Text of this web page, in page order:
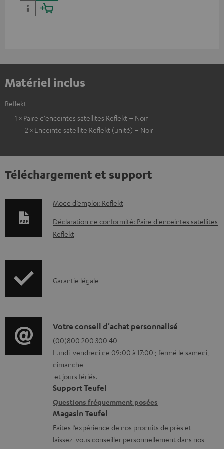
Matériel inclus
Reflekt
1 × Paire d'enceintes satellites Reflekt – Noir
2 × Enceinte satellite Reflekt (unité) – Noir
Téléchargement et support
D
o
c
e
s
t
é
l
é
c
h
a
r
Mode d’emploi: Reflekt
Déclaration de conformité: Paire d'enceintes satellites
Reflekt
I
o
r
m
a
t
i
o
n
Garantie légale
D
é
t
a
i
l
s
c
Votre conseil d'achat personnalisé
(00)800 200 300 40
Lundi-vendredi de 09:00 à 17:00 ; fermé le samedi,
dimanche
et jours fériés.
Support Teufel
Questions fréquemment posées
Magasin Teufel
Faites l’expérience de nos produits de près et
laissez-vous conseiller personnellement dans nos